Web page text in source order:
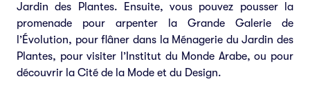
Jardin des Plantes. Ensuite, vous pouvez pousser la
promenade pour arpenter la Grande Galerie de
l’Évolution, pour flâner dans la Ménagerie du Jardin des
Plantes, pour visiter l’Institut du Monde Arabe, ou pour
découvrir la Cité de la Mode et du Design.